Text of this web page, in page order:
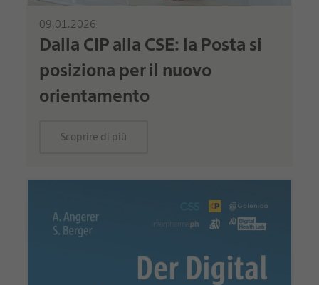
09.01.2026
Dalla CIP alla CSE: la Posta si
posiziona per il nuovo
orientamento
Scoprire di più